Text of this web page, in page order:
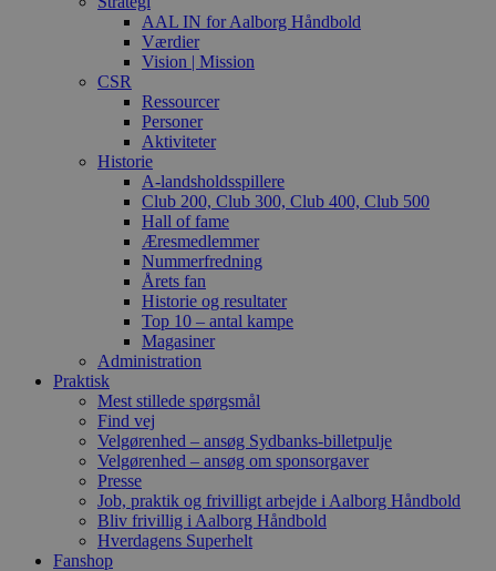
AAL IN for Aalborg Håndbold
Værdier
Vision | Mission
CSR
Ressourcer
Personer
Aktiviteter
Historie
A-landsholdsspillere
Club 200, Club 300, Club 400, Club 500
Hall of fame
Æresmedlemmer
Nummerfredning
Årets fan
Historie og resultater
Top 10 – antal kampe
Magasiner
Administration
Praktisk
Mest stillede spørgsmål
Find vej
Velgørenhed – ansøg Sydbanks-billetpulje
Velgørenhed – ansøg om sponsorgaver
Presse
Job, praktik og frivilligt arbejde i Aalborg Håndbold
Bliv frivillig i Aalborg Håndbold
Hverdagens Superhelt
Fanshop